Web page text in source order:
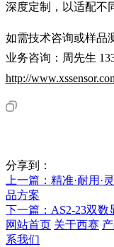
深度定制，以适配不
如需技术咨询或样品
业务咨询：周先生
http://
分享到：
上一篇 ：精准·耐用
品方案
下一篇 ：AS2-23双
网站首页 关于西赛
系我们